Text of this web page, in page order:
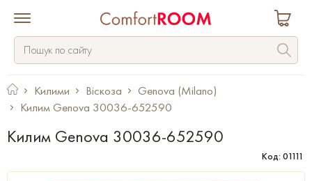
Килими Віскоза
Genova (Milano)
Килим Genova 30036-652590
Килим Genova 30036-652590
Код: 01111